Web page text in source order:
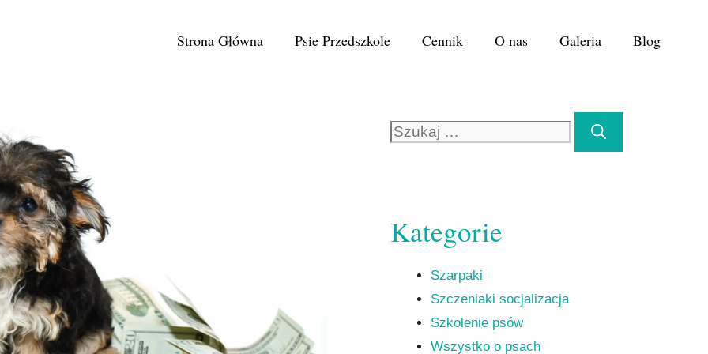
Strona Główna Psie Przedszkole Cennik O nas Galeria Blog
Szukaj:
Kategorie
Szarpaki
Szczeniaki socjalizacja
Szkolenie psów
Wszystko o psach